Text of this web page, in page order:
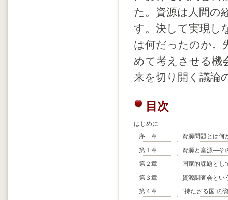
た。資源は人間の
す。決して実現し
は何だったのか。
めて考えさせる機
来を切り開く議論
目次
はじめに
序 章
資源問題とは何
第１章
資源と富源―そ
第２章
国家的課題と
第３章
資源調査会と
第４章
”持たざる国“の